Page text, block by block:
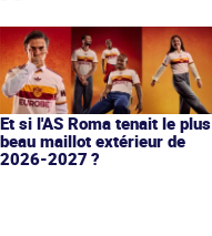
Et si l'AS Roma tenait le plus
beau maillot extérieur de
2026-2027 ?